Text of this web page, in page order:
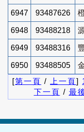
6947 93487626
6948 93488218
6949 93488316
6950 93488505
[第一頁 / 上一頁]
下一頁 / 最